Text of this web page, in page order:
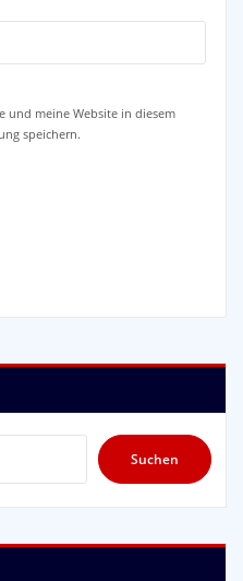
und meine Website in diesem
speichern.
Suchen